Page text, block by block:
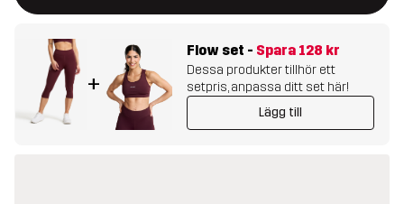
+
Flow set - Spara 128 kr
Dessa produkter tillhör ett
setpris, anpassa ditt set här!
Lägg till